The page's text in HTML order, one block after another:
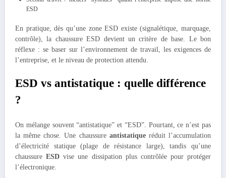
ESD
En pratique, dès qu’une zone ESD existe (signalétique, marquage,
contrôle), la chaussure ESD devient un critère de base. Le bon
réflexe : se baser sur l’environnement de travail, les exigences de
l’entreprise, et le niveau de protection attendu.
ESD vs antistatique : quelle différence
?
On mélange souvent “antistatique” et “ESD”. Pourtant, ce n’est pas
la même chose. Une chaussure antistatiqueréduit l’accumulation
d’électricité statique (plage de résistance large), tandis qu’une
chaussureESD vise une dissipation plus contrôlée pour protéger
l’électronique.